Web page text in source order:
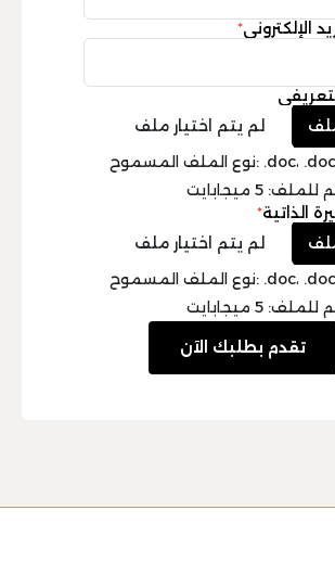
*الإلكتروني
نوع الملف المسموح: .doc، .docx، و .pdf |
5 ميجابايت
*الذاتية
نوع الملف المسموح: .doc، .docx، و .pdf |
5 ميجابايت